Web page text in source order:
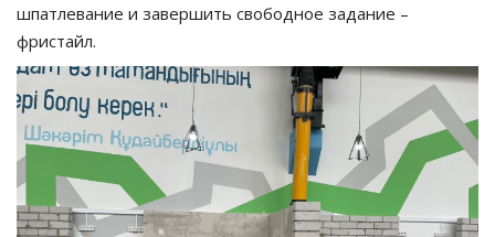
шпатлевание и завершить свободное задание –
фристайл.